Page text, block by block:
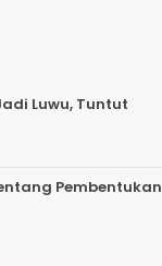
Luwu, Tuntut
Pembentukan